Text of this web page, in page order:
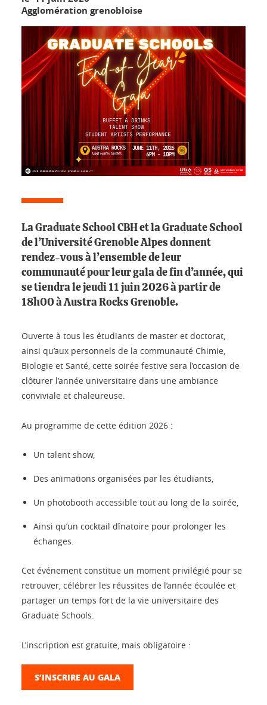
Agglomération grenobloise
La Graduate School CBH et la Graduate School
de l’Université Grenoble Alpes donnent
rendez-vous à l’ensemble de leur
communauté pour leur gala de fin d’année, qui
se tiendra le jeudi 11 juin 2026 à partir de
18h00 à Austra Rocks Grenoble.
Ouverte à tous les étudiants de master et doctorat,
ainsi qu’aux personnels de la communauté Chimie,
Biologie et Santé, cette soirée festive sera l’occasion de
clôturer l’année universitaire dans une ambiance
conviviale et chaleureuse.
Au programme de cette édition 2026 :
Un talent show,
Des animations organisées par les étudiants,
Un photobooth accessible tout au long de la soirée,
Ainsi qu’un cocktail dînatoire pour prolonger les
échanges.
Cet événement constitue un moment privilégié pour se
retrouver, célébrer les réussites de l’année écoulée et
partager un temps fort de la vie universitaire des
Graduate Schools.
L’inscription est gratuite, mais obligatoire :
S’INSCRIRE AU GALA